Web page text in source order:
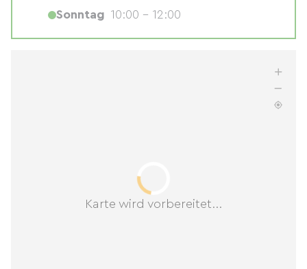
Karte wird vorbereitet...
Sonntag 10:00 - 12:00